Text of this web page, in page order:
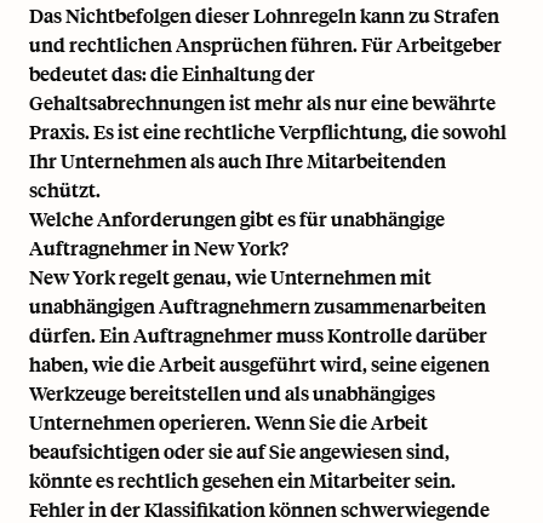
Das Nichtbefolgen dieser Lohnregeln kann zu Strafen
und rechtlichen Ansprüchen führen. Für Arbeitgeber
bedeutet das: die Einhaltung der
Gehaltsabrechnungen ist mehr als nur eine bewährte
Praxis. Es ist eine rechtliche Verpflichtung, die sowohl
Ihr Unternehmen als auch Ihre Mitarbeitenden
schützt.
Welche Anforderungen gibt es für unabhängige
Auftragnehmer in New York?
New York regelt genau, wie Unternehmen mit
unabhängigen Auftragnehmern zusammenarbeiten
dürfen. Ein Auftragnehmer muss Kontrolle darüber
haben, wie die Arbeit ausgeführt wird, seine eigenen
Werkzeuge bereitstellen und als unabhängiges
Unternehmen operieren. Wenn Sie die Arbeit
beaufsichtigen oder sie auf Sie angewiesen sind,
könnte es rechtlich gesehen ein Mitarbeiter sein.
Fehler in der Klassifikation können schwerwiegende